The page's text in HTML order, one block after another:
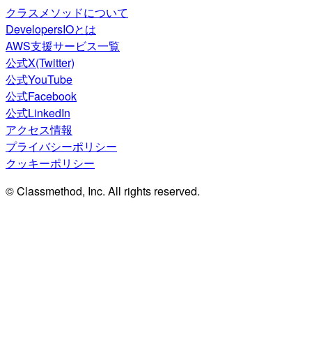
クラスメソッドについて
DevelopersIOとは
AWS支援サービス一覧
公式X(Twitter)
公式YouTube
公式Facebook
公式LinkedIn
アクセス情報
プライバシーポリシー
クッキーポリシー
© Classmethod, Inc. All rights reserved.